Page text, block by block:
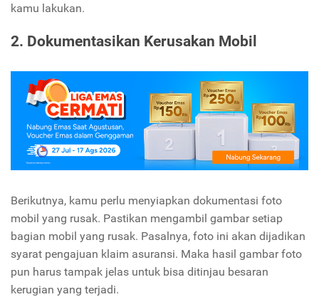
kamu lakukan.
2. Dokumentasikan Kerusakan Mobil
Berikutnya, kamu perlu menyiapkan dokumentasi foto
mobil yang rusak. Pastikan mengambil gambar setiap
bagian mobil yang rusak. Pasalnya, foto ini akan dijadikan
syarat pengajuan klaim asuransi. Maka hasil gambar foto
pun harus tampak jelas untuk bisa ditinjau besaran
kerugian yang terjadi.